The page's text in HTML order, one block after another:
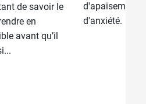
de savoir le
en
avant qu’il
d'apaisement
d'anxiété.